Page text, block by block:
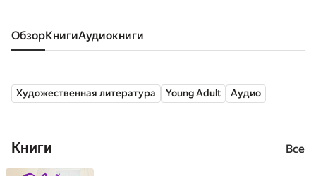
Обзор книги аудиокниги
Художественная литература Young Adult Аудио
Книги Все